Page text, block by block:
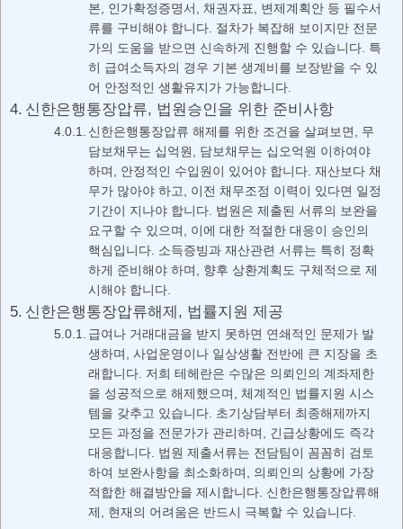
본, 인가확정증명서, 채권자표, 변제계획안 등 필수서
류를 구비해야 합니다. 절차가 복잡해 보이지만 전문
가의 도움을 받으면 신속하게 진행할 수 있습니다. 특
히 급여소득자의 경우 기본 생계비를 보장받을 수 있
어 안정적인 생활유지가 가능합니다.
신한은행통장압류, 법원승인을 위한 준비사항
신한은행통장압류 해제를 위한 조건을 살펴보면, 무
담보채무는 십억원, 담보채무는 십오억원 이하여야
하며, 안정적인 수입원이 있어야 합니다. 재산보다 채
무가 많아야 하고, 이전 채무조정 이력이 있다면 일정
기간이 지나야 합니다. 법원은 제출된 서류의 보완을
요구할 수 있으며, 이에 대한 적절한 대응이 승인의
핵심입니다. 소득증빙과 재산관련 서류는 특히 정확
하게 준비해야 하며, 향후 상환계획도 구체적으로 제
시해야 합니다.
신한은행통장압류해제, 법률지원 제공
급여나 거래대금을 받지 못하면 연쇄적인 문제가 발
생하며, 사업운영이나 일상생활 전반에 큰 지장을 초
래합니다. 저희 테헤란은 수많은 의뢰인의 계좌제한
을 성공적으로 해제했으며, 체계적인 법률지원 시스
템을 갖추고 있습니다. 초기상담부터 최종해제까지
모든 과정을 전문가가 관리하며, 긴급상황에도 즉각
대응합니다. 법원 제출서류는 전담팀이 꼼꼼히 검토
하여 보완사항을 최소화하며, 의뢰인의 상황에 가장
적합한 해결방안을 제시합니다. 신한은행통장압류해
제, 현재의 어려움은 반드시 극복할 수 있습니다.